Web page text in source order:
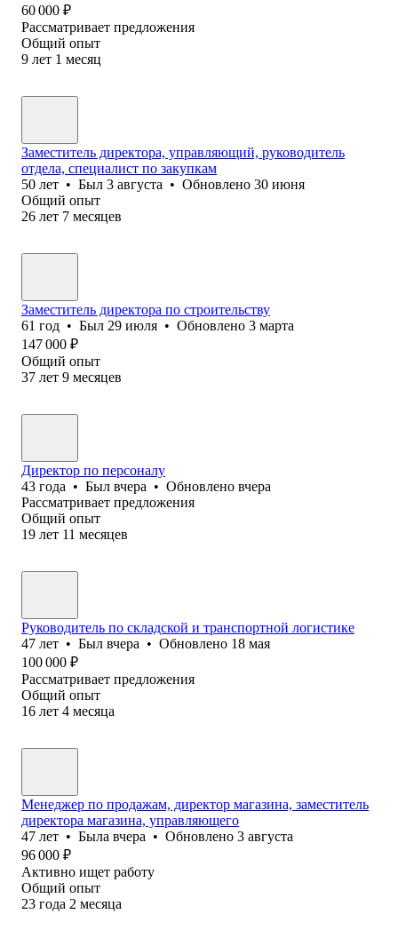
60 000 ₽
Рассматривает предложения
Общий опыт
9 лет 1 месяц
Заместитель директора, управляющий, руководитель
отдела, специалист по закупкам
50 лет • Был 3 августа • Обновлено 30 июня
Общий опыт
26 лет 7 месяцев
Заместитель директора по строительству
61 год • Был 29 июля • Обновлено 3 марта
147 000 ₽
Общий опыт
37 лет 9 месяцев
Директор по персоналу
43 года • Был вчера • Обновлено вчера
Рассматривает предложения
Общий опыт
19 лет 11 месяцев
Руководитель по складской и транспортной логистике
47 лет • Был вчера • Обновлено 18 мая
100 000 ₽
Рассматривает предложения
Общий опыт
16 лет 4 месяца
Менеджер по продажам, директор магазина, заместитель
директора магазина, управляющего
47 лет • Была вчера • Обновлено 3 августа
96 000 ₽
Активно ищет работу
Общий опыт
23 года 2 месяца